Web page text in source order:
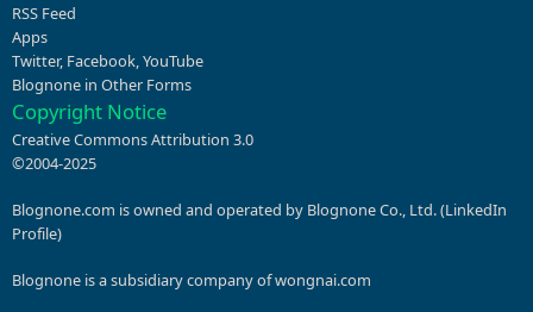
RSS Feed
Apps
Twitter, Facebook,YouTube
Blognone in Other Forms
Copyright Notice
Creative Commons Attribution 3.0
©2004-2025
Blognone.com is owned and operated by Blognone Co., Ltd. (LinkedIn
Profile)
Blognone is a subsidiary company ofwongnai.com